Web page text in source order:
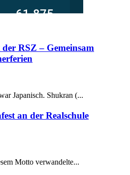
RSZ – Gemeinsam
Japanisch. Shukran (...
an der Realschule
Motto verwandelte...